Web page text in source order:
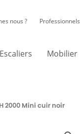
nous ? Professionnels
Escaliers Mobilier
2000 Mini cuir noir